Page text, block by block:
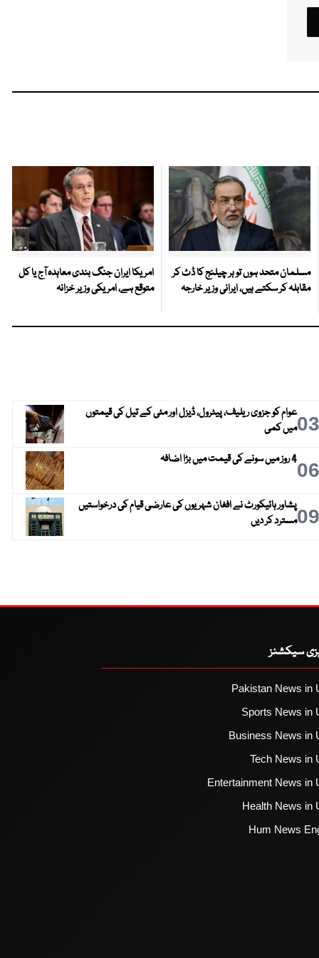
مسلمان متحد ہوں تو ہر چیلنج کا ڈٹ کر
مقابلہ کر سکتے ہیں، ایرانی وزیر خارجہ
امریکا ایران جنگ بندی معاہدہ آج یا کل
متوقع ہے، امریکی وزیر خزانہ
03عوام کو جزوی ریلیف، پیٹرول، ڈیزل اور مٹی کے تیل کی قیمتوں
میں کمی
064 روز میں سونے کی قیمت میں بڑا اضافہ
09پشاور ہائیکورٹ نے افغان شہریوں کی عارضی قیام کی درخواستیں
مسترد کر دیں
سیکشنز
Pakistan News in
Sports News in
Business News in
Tech News in
Entertainment News in
Health News in
Hum News